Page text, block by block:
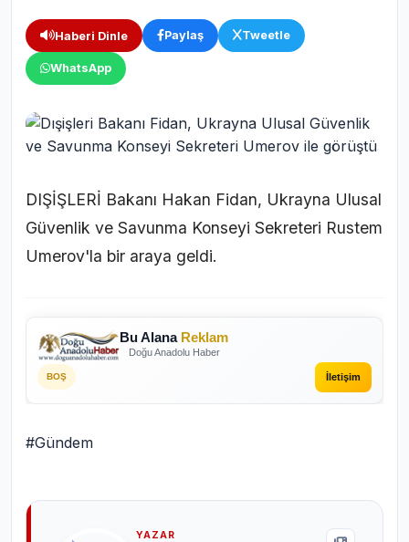
Haberi Dinle Paylaş Tweetle
WhatsApp
DIŞİŞLERİ Bakanı Hakan Fidan, Ukrayna Ulusal
Güvenlik ve Savunma Konseyi Sekreteri Rustem
Umerov'la bir araya geldi.
Bu Alana Reklam
Doğu Anadolu Haber
BOŞ İletişim
#Gündem
YAZAR